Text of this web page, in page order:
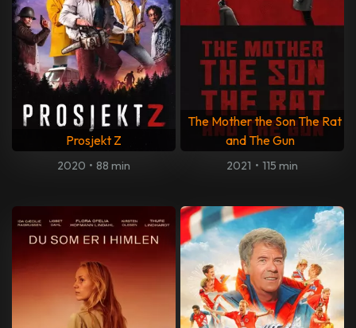
Prosjekt Z
2020 • 88 min
The Mother the Son The Rat
and The Gun
2021 • 115 min